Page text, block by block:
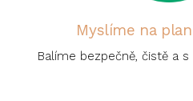
Myslíme na
Balíme bezpečně, čistě a